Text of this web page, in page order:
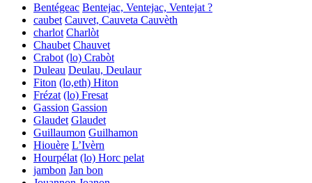
Bentégeac Bentejac, Ventejac, Ventejat ?
caubet Cauvet, Cauveta Cauvèth
charlot Charlòt
Chaubet Chauvet
Crabot (lo) Crabòt
Duleau Deulau, Deulaur
Fiton (lo,eth) Hiton
Frézat (lo) Fresat
Gassion Gassion
Glaudet Glaudet
Guillaumon Guilhamon
Hiouère L’Ivèrn
Hourpélat (lo) Horc pelat
jambon Jan bon